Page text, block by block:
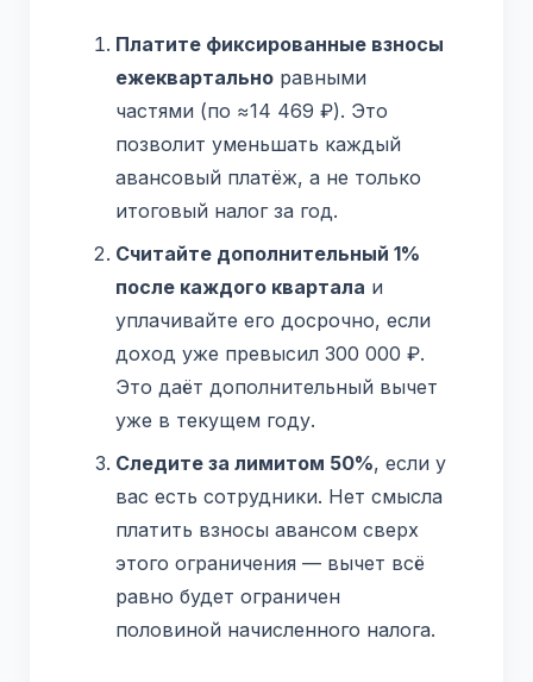
Платите фиксированные взносы
ежеквартально равными
частями (по ≈14 469 ₽). Это
позволит уменьшать каждый
авансовый платёж, а не только
итоговый налог за год.
Считайте дополнительный 1%
после каждого квартала и
уплачивайте его досрочно, если
доход уже превысил 300 000 ₽.
Это даёт дополнительный вычет
уже в текущем году.
Следите за лимитом 50%, если у
вас есть сотрудники. Нет смысла
платить взносы авансом сверх
этого ограничения — вычет всё
равно будет ограничен
половиной начисленного налога.